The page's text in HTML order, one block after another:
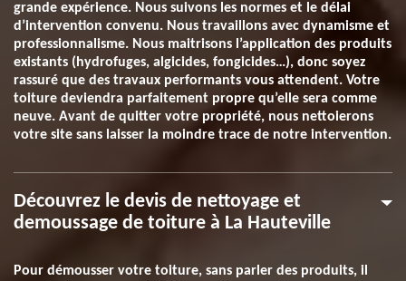
grande expérience. Nous suivons les normes et le délai
d’intervention convenu. Nous travaillons avec dynamisme et
professionnalisme. Nous maitrisons l’application des produits
existants (hydrofuges, algicides, fongicides…), donc soyez
rassuré que des travaux performants vous attendent. Votre
toiture deviendra parfaitement propre qu’elle sera comme
neuve. Avant de quitter votre propriété, nous nettoierons
votre site sans laisser la moindre trace de notre intervention.
Découvrez le devis de nettoyage et
demoussage de toiture à La Hauteville
Pour démousser votre toiture, sans parler des produits, il